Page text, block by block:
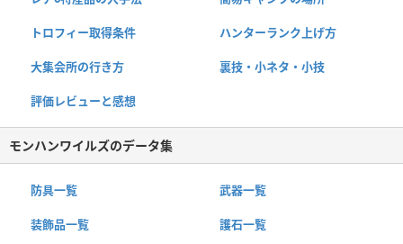
トロフィー取得条件 ハンターランク上げ方
大集会所の行き方 裏技・小ネタ・小技
評価レビューと感想
モンハンワイルズのデータ集
防具一覧 武器一覧
装飾品一覧 護石一覧